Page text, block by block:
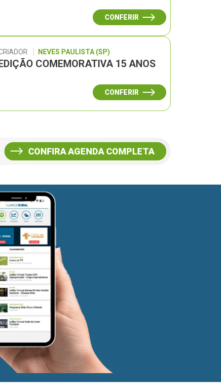
CONFERIR
NEVES PAULISTA (SP)
COMEMORATIVA 15 ANOS
CONFERIR
CONFIRA AGENDA COMPLETA